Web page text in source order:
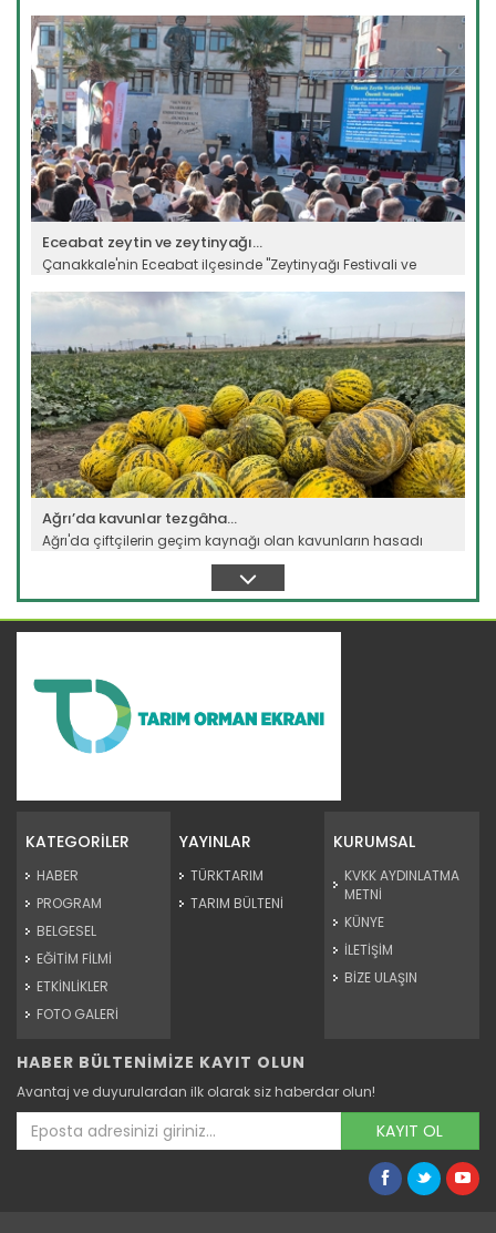
Devamını Oku ->
Eceabat zeytin ve zeytinyağı...
Çanakkale'nin Eceabat ilçesinde "Zeytinyağı Festivali ve
Devamını Oku ->
Ağrı’da kavunlar tezgâha...
Ağrı'da çiftçilerin geçim kaynağı olan kavunların hasadı
kırım...
Sakarya'nın 12 ilçesinde...
Sakarya’da Tarım ve Orman Bakanlığının "Tarım
Arazilerinin...
Devamını Oku ->
KATEGORİLER
HABER
PROGRAM
BELGESEL
EĞİTİM FİLMİ
ETKİNLİKLER
FOTO GALERİ
YAYINLAR
TÜRKTARIM
TARIM BÜLTENİ
KURUMSAL
KVKK AYDINLATMA
METNİ
KÜNYE
İLETİŞİM
BİZE ULAŞIN
HABER BÜLTENİMİZE KAYIT OLUN
Avantaj ve duyurulardan ilk olarak siz haberdar olun!
KAYIT OL